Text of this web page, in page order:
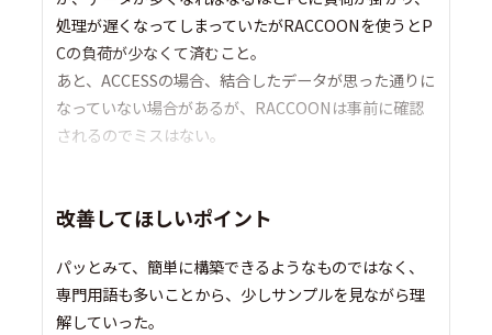
処理が遅くなってしまっていたがRACCOONを使うとP
Cの負荷が少なくて済むこと。
あと、ACCESSの場合、結合したデータが思った通りに
なっていない場合があるが、RACCOONは事前に確認
されるのでミスはない。
改善してほしいポイント
パッとみて、簡単に構築できるようなものではなく、
専門用語も多いことから、少しサンプルを見ながら理
解していった。